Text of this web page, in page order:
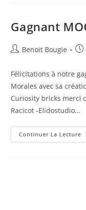
Gagnant
PostBenoit Bougie
Félicitations à notre
Morales avec sa
Curiosity bricks merci
Racicot -Elidostudio…
Continuer La Lecture